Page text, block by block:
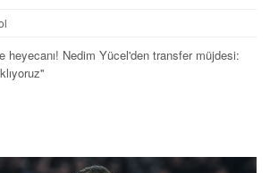
heyecanı! Nedim Yücel'den transfer müjdesi: